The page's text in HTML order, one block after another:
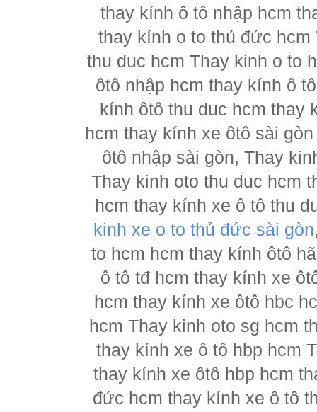
thay kính ô tô nhập hcm
thay kính o to thủ đức
thu duc hcm Thay kinh o to
ôtô nhập hcm thay kính ô
kính ôtô thu duc hcm thay
hcm thay kính xe ôtô sài
ôtô nhập sài gòn, Thay
Thay kinh oto thu duc hcm
hcm thay kính xe ô tô thu
kinh xe o to thủ đức sài gòn
to hcm hcm thay kính ôtô
ô tô tđ hcm thay kính xe
hcm thay kính xe ôtô hbc
hcm Thay kinh oto sg hcm
thay kính xe ô tô hbp hcm
thay kính xe ôtô hbp hcm
đức hcm thay kính xe ô tô